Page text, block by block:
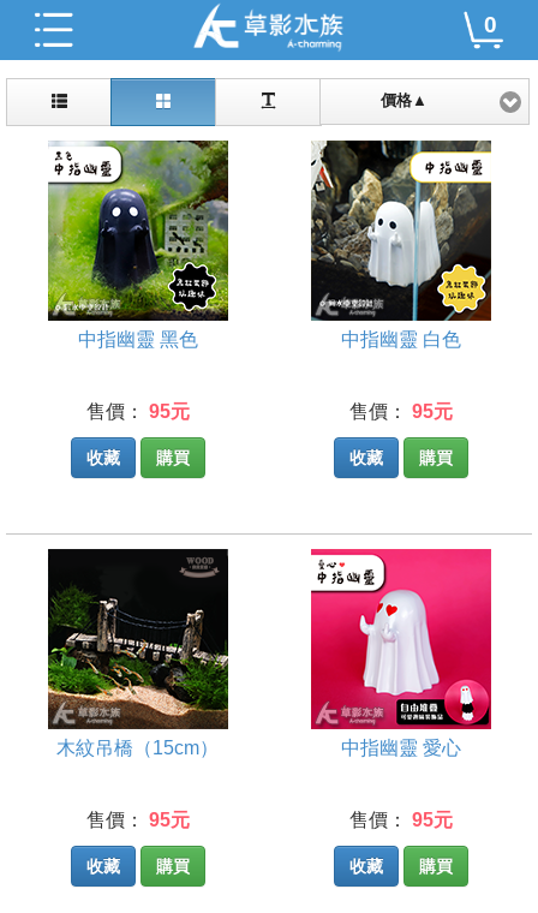
0
價格▲
中指幽靈 黑色
售價： 95元
收藏 購買
中指幽靈 白色
售價： 95元
收藏 購買
木紋吊橋（15cm）
售價： 95元
收藏 購買
中指幽靈 愛心
售價： 95元
收藏 購買